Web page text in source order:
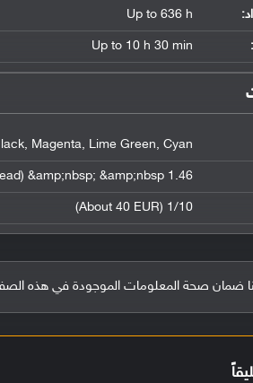
Up to 636 h
Up to 10 h 30 min
Magenta, Lime Green, Cyan
1.46 W/kg (head) &amp;nbsp; &amp;nbsp;
1/10 (About 40 EUR)
صحة المعلومات الموجودة في هذه الصفحة بنسبة 100%، وفي